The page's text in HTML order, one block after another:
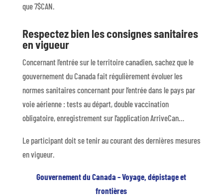
que 7$CAN.
Respectez bien les consignes sanitaires
en vigueur
Concernant l’entrée sur le territoire canadien, sachez que le
gouvernement du Canada fait régulièrement évoluer les
normes sanitaires concernant pour l’entrée dans le pays par
voie aérienne : tests au départ, double vaccination
obligatoire, enregistrement sur l’application ArriveCan…
Le participant doit se tenir au courant des dernières mesures
en vigueur.
Gouvernement du Canada – Voyage, dépistage et
frontières